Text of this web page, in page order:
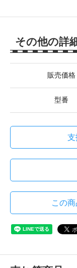
その他の詳
販売価格
型番
支
この